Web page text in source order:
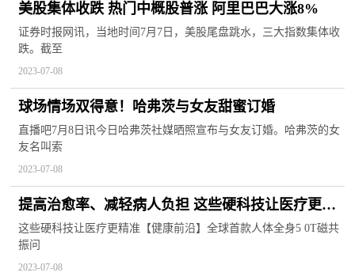
美股集体收跌 热门中概股普涨 阿里巴巴大涨8%
证券时报网讯，当地时间7月7日，美股尾盘跳水，三大指数集体收
跌。截至
2023-07-08
球场情场双得意！哈弗茨与女友甜蜜订婚️
直播吧7月8日讯今日哈弗茨社媒晒照宣布与女友订婚。哈弗茨的女
友名叫索
2023-07-08
提高治愈率、减轻病人负担 这些硬科技让医疗更精
准
这些硬科技让医疗更精准【健康前沿】全球首款人体全身5 0T磁共
振问
2023-07-08